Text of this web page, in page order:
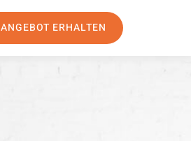
ANGEBOT ERHALTEN